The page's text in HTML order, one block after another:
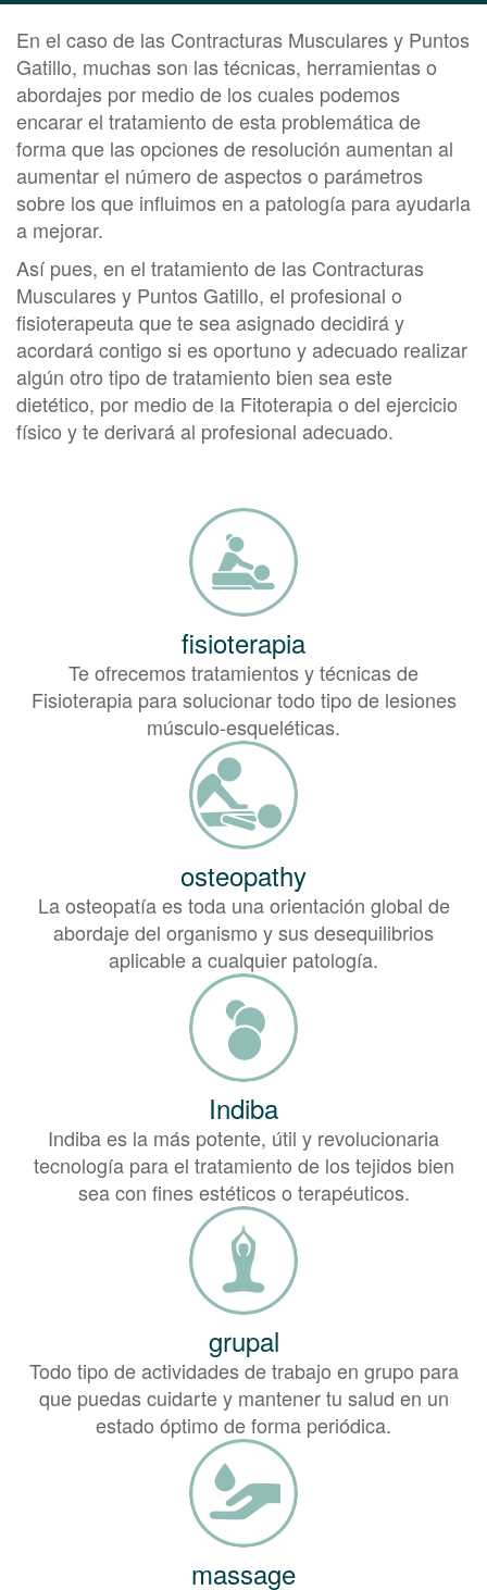
En el caso de las Contracturas Musculares y Puntos
Gatillo, muchas son las técnicas, herramientas o
abordajes por medio de los cuales podemos
encarar el tratamiento de esta problemática de
forma que las opciones de resolución aumentan al
aumentar el número de aspectos o parámetros
sobre los que influimos en a patología para ayudarla
a mejorar.
Así pues, en el tratamiento de las Contracturas
Musculares y Puntos Gatillo, el profesional o
fisioterapeuta que te sea asignado decidirá y
acordará contigo si es oportuno y adecuado realizar
algún otro tipo de tratamiento bien sea este
dietético, por medio de la Fitoterapia o del ejercicio
físico y te derivará al profesional adecuado.
fisioterapia
Te ofrecemos tratamientos y técnicas de
Fisioterapia para solucionar todo tipo de lesiones
músculo-esqueléticas.
osteopathy
La osteopatía es toda una orientación global de
abordaje del organismo y sus desequilibrios
aplicable a cualquier patología.
Indiba
Indiba es la más potente, útil y revolucionaria
tecnología para el tratamiento de los tejidos bien
sea con fines estéticos o terapéuticos.
grupal
Todo tipo de actividades de trabajo en grupo para
que puedas cuidarte y mantener tu salud en un
estado óptimo de forma periódica.
massage